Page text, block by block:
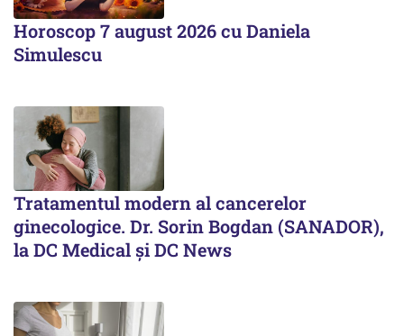
Horoscop 7 august 2026 cu Daniela
Simulescu
Tratamentul modern al cancerelor
ginecologice. Dr. Sorin Bogdan (SANADOR),
la DC Medical și DC News